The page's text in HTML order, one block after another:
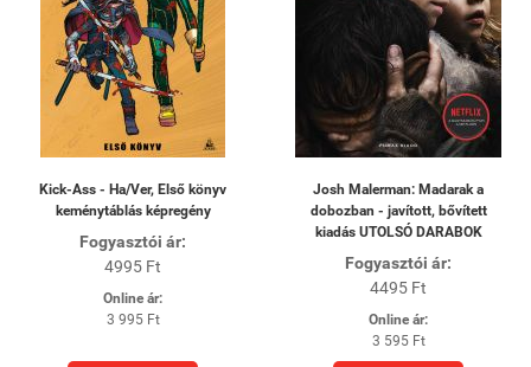
Kick-Ass - Ha/Ver, Első könyv
keménytáblás képregény
Fogyasztói ár:
4995 Ft
Online ár:
3 995 Ft
Josh Malerman: Madarak a
dobozban - javított, bővített
kiadás UTOLSÓ DARABOK
Fogyasztói ár:
4495 Ft
Online ár:
3 595 Ft